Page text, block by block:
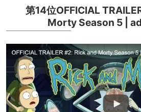
第14位OFFICIAL
Morty Season 5 |